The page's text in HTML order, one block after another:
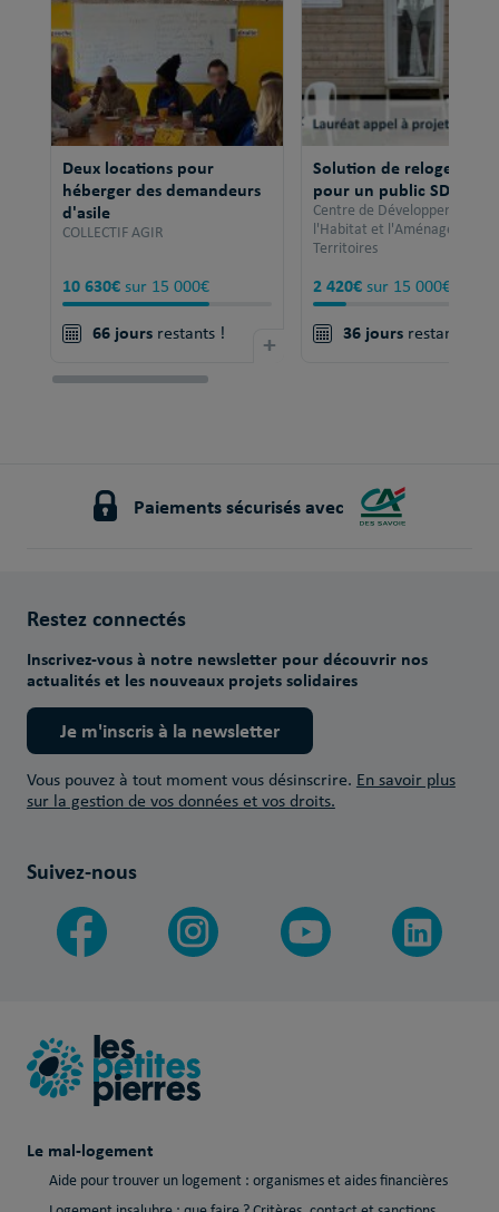
Deux locations pour
héberger des demandeurs
d'asile
COLLECTIF AGIR
10 630€ sur 15 000€
66 jours restants ! +
Solution de relogement
pour un public SDF
Centre de Développement
l'Habitat et l'Aménagement
Territoires
2 420€ sur 15 000€
36 jours restants !
Paiements sécurisés avec
Restez connectés
Inscrivez-vous à notre newsletter pour découvrir nos
actualités et les nouveaux projets solidaires
Je m'inscris à la newsletter
Vous pouvez à tout moment vous désinscrire. En savoir plus
sur la gestion de vos données et vos droits.
Suivez-nous
Le mal-logement
Aide pour trouver un logement : organismes et aides financières